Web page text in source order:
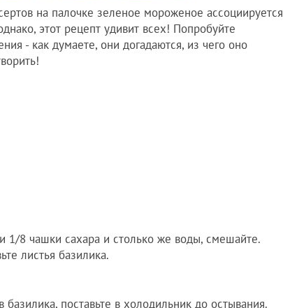
на палочке зеленое мороженое ассоциируется
этот рецепт удивит всех! Попробуйте
- как думаете, они догадаются, из чего оно
1/8 чашки сахара и столько же воды, смешайте.
листья базилика.
поставьте в холодильник до остывания.